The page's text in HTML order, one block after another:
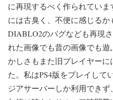
に再現するべく作られてい
には古臭く、不便に感じる
DIABLO2のバグなども再現
れた画像でも昔の画像でも
かしさもまた旧プレイヤー
た。私はPS4版をプレイして
ジアサーバーしか利用でき